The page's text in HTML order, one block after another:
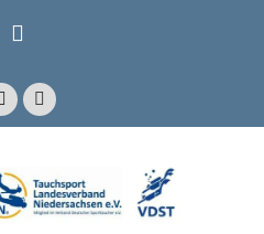
FacebookE-
Mail
Tauchsport
Landesverband